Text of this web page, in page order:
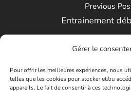
Gérer le
Pour offrir les meilleures expériences, nous
telles que les cookies pour stocker et/ou
appareils. Le fait de consentir à ces
Previous
Entrainement